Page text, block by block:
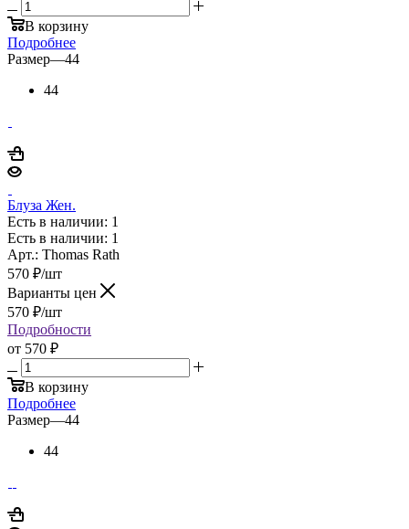
В корзину
Подробнее
Размер—44
44
Блуза Жен.
Есть в наличии: 1
Есть в наличии: 1
Арт.: Thomas Rath
570 ₽/шт
Варианты цен
570 ₽/шт
Подробности
от 570 ₽
В корзину
Подробнее
Размер—44
44